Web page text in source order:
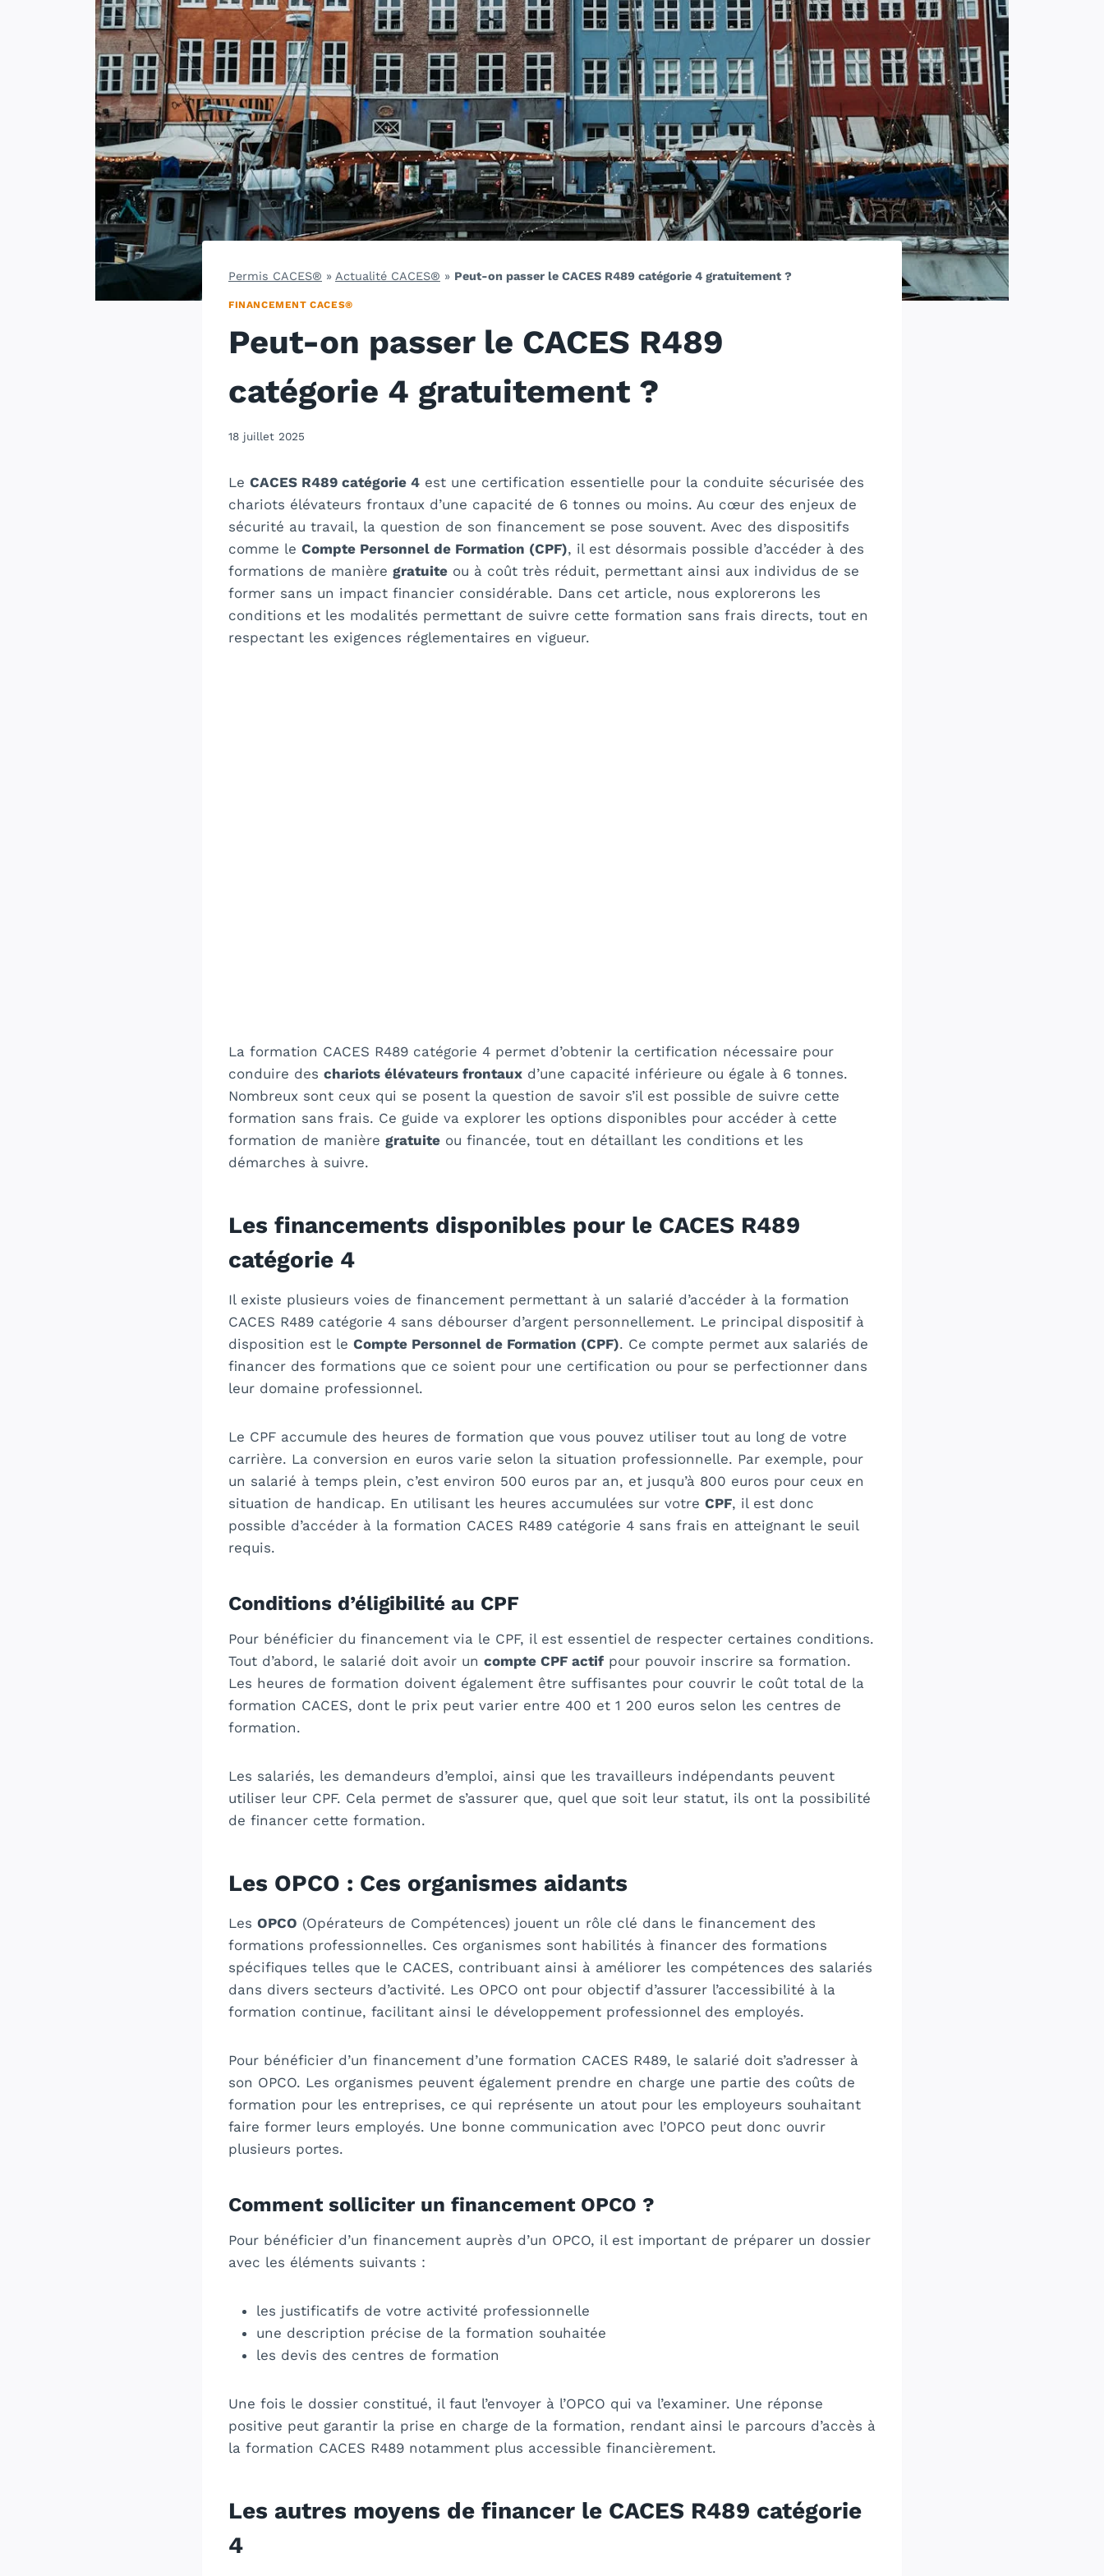
Permis CACES® » Actualité CACES® » Peut-on passer le CACES R489 catégorie 4 gratuitement ?
FINANCEMENT CACES®
Peut-on passer le CACES R489
catégorie 4 gratuitement ?
18 juillet 2025
Le CACES R489 catégorie 4 est une certification essentielle pour la conduite sécurisée des
chariots élévateurs frontaux d’une capacité de 6 tonnes ou moins. Au cœur des enjeux de
sécurité au travail, la question de son financement se pose souvent. Avec des dispositifs
comme le Compte Personnel de Formation (CPF), il est désormais possible d’accéder à des
formations de manière gratuite ou à coût très réduit, permettant ainsi aux individus de se
former sans un impact financier considérable. Dans cet article, nous explorerons les
conditions et les modalités permettant de suivre cette formation sans frais directs, tout en
respectant les exigences réglementaires en vigueur.
La formation CACES R489 catégorie 4 permet d’obtenir la certification nécessaire pour
conduire des chariots élévateurs frontaux d’une capacité inférieure ou égale à 6 tonnes.
Nombreux sont ceux qui se posent la question de savoir s’il est possible de suivre cette
formation sans frais. Ce guide va explorer les options disponibles pour accéder à cette
formation de manière gratuite ou financée, tout en détaillant les conditions et les
démarches à suivre.
Les financements disponibles pour le CACES R489
catégorie 4
Il existe plusieurs voies de financement permettant à un salarié d’accéder à la formation
CACES R489 catégorie 4 sans débourser d’argent personnellement. Le principal dispositif à
disposition est le Compte Personnel de Formation (CPF). Ce compte permet aux salariés de
financer des formations que ce soient pour une certification ou pour se perfectionner dans
leur domaine professionnel.
Le CPF accumule des heures de formation que vous pouvez utiliser tout au long de votre
carrière. La conversion en euros varie selon la situation professionnelle. Par exemple, pour
un salarié à temps plein, c’est environ 500 euros par an, et jusqu’à 800 euros pour ceux en
situation de handicap. En utilisant les heures accumulées sur votre CPF, il est donc
possible d’accéder à la formation CACES R489 catégorie 4 sans frais en atteignant le seuil
requis.
Conditions d’éligibilité au CPF
Pour bénéficier du financement via le CPF, il est essentiel de respecter certaines conditions.
Tout d’abord, le salarié doit avoir un compte CPF actif pour pouvoir inscrire sa formation.
Les heures de formation doivent également être suffisantes pour couvrir le coût total de la
formation CACES, dont le prix peut varier entre 400 et 1 200 euros selon les centres de
formation.
Les salariés, les demandeurs d’emploi, ainsi que les travailleurs indépendants peuvent
utiliser leur CPF. Cela permet de s’assurer que, quel que soit leur statut, ils ont la possibilité
de financer cette formation.
Les OPCO : Ces organismes aidants
Les OPCO (Opérateurs de Compétences) jouent un rôle clé dans le financement des
formations professionnelles. Ces organismes sont habilités à financer des formations
spécifiques telles que le CACES, contribuant ainsi à améliorer les compétences des salariés
dans divers secteurs d’activité. Les OPCO ont pour objectif d’assurer l’accessibilité à la
formation continue, facilitant ainsi le développement professionnel des employés.
Pour bénéficier d’un financement d’une formation CACES R489, le salarié doit s’adresser à
son OPCO. Les organismes peuvent également prendre en charge une partie des coûts de
formation pour les entreprises, ce qui représente un atout pour les employeurs souhaitant
faire former leurs employés. Une bonne communication avec l’OPCO peut donc ouvrir
plusieurs portes.
Comment solliciter un financement OPCO ?
Pour bénéficier d’un financement auprès d’un OPCO, il est important de préparer un dossier
avec les éléments suivants :
les justificatifs de votre activité professionnelle
une description précise de la formation souhaitée
les devis des centres de formation
Une fois le dossier constitué, il faut l’envoyer à l’OPCO qui va l’examiner. Une réponse
positive peut garantir la prise en charge de la formation, rendant ainsi le parcours d’accès à
la formation CACES R489 notamment plus accessible financièrement.
Les autres moyens de financer le CACES R489 catégorie
4